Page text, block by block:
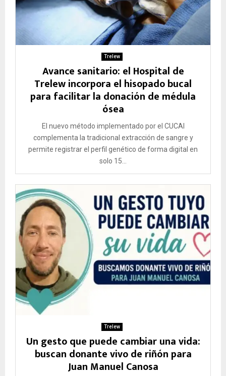
Trelew
Avance sanitario: el Hospital de
Trelew incorpora el hisopado bucal
para facilitar la donación de médula
ósea
El nuevo método implementado por el CUCAI
complementa la tradicional extracción de sangre y
permite registrar el perfil genético de forma digital en
solo 15...
Trelew
Un gesto que puede cambiar una vida:
buscan donante vivo de riñón para
Juan Manuel Canosa